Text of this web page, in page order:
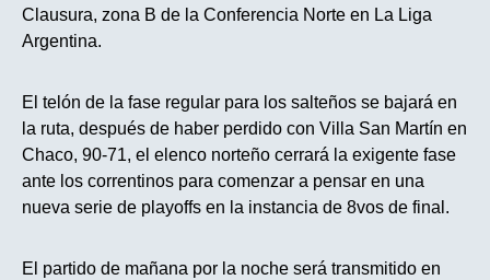
Clausura, zona B de la Conferencia Norte en La Liga
Argentina.
El telón de la fase regular para los salteños se bajará en
la ruta, después de haber perdido con Villa San Martín en
Chaco, 90-71, el elenco norteño cerrará la exigente fase
ante los correntinos para comenzar a pensar en una
nueva serie de playoffs en la instancia de 8vos de final.
El partido de mañana por la noche será transmitido en